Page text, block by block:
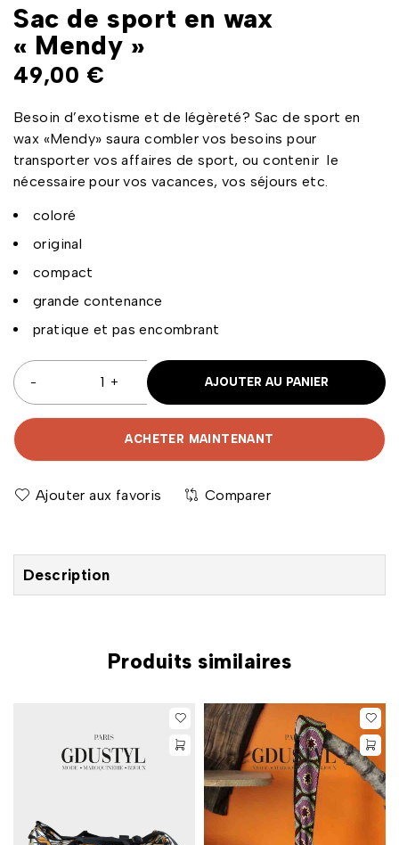
Sac de sport en wax
« Mendy »
49,00 €
Besoin d’exotisme et de légèreté? Sac de sport en
wax «Mendy» saura combler vos besoins pour
transporter vos affaires de sport, ou contenir le
nécessaire pour vos vacances, vos séjours etc.
coloré
original
compact
grande contenance
pratique et pas encombrant
AJOUTER AU PANIER
ACHETER MAINTENANT
Comparer
Description
Produits similaires